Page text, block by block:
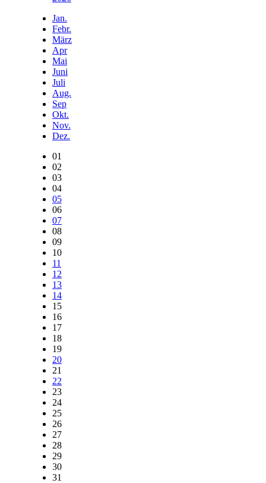
Jan.
Febr.
März
Apr
Mai
Juni
Juli
Aug.
Sep
Okt.
Nov.
Dez.
01
02
03
04
05
06
07
08
09
10
11
12
13
14
15
16
17
18
19
20
21
22
23
24
25
26
27
28
29
30
31